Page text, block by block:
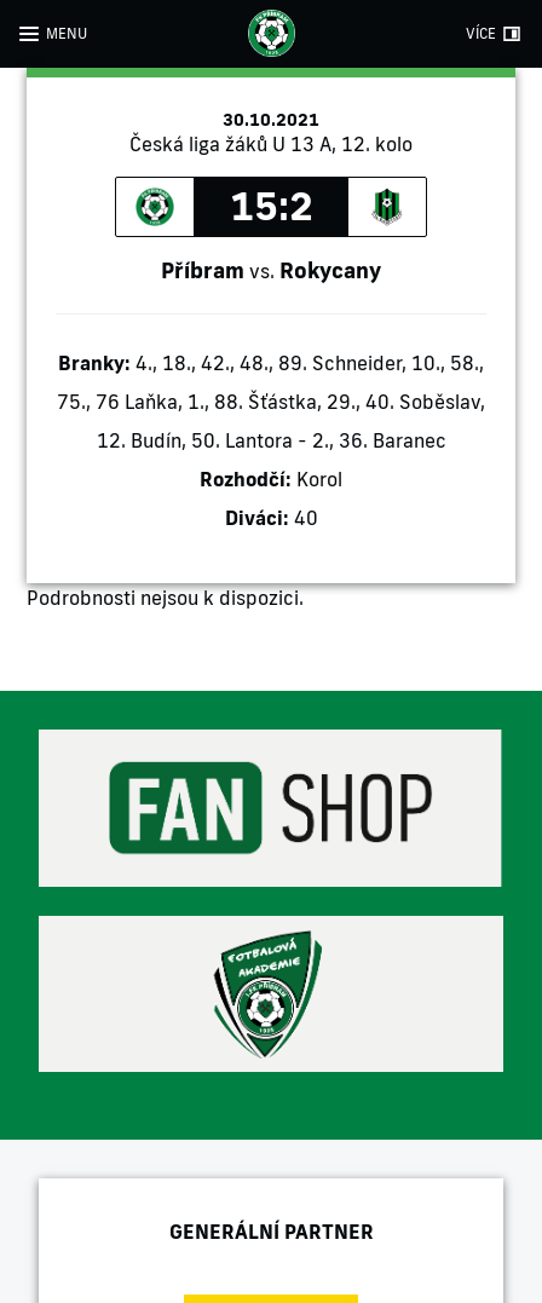
MENU VÍCE
30.10.2021
Česká liga žáků U 13 A, 12. kolo
15:2
Příbram vs. Rokycany
Branky: 4., 18., 42., 48., 89. Schneider, 10., 58.,
75., 76 Laňka, 1., 88. Šťástka, 29., 40. Soběslav,
12. Budín, 50. Lantora - 2., 36. Baranec
Rozhodčí: Korol
Diváci: 40
Podrobnosti nejsou k dispozici.
GENERÁLNÍ PARTNER